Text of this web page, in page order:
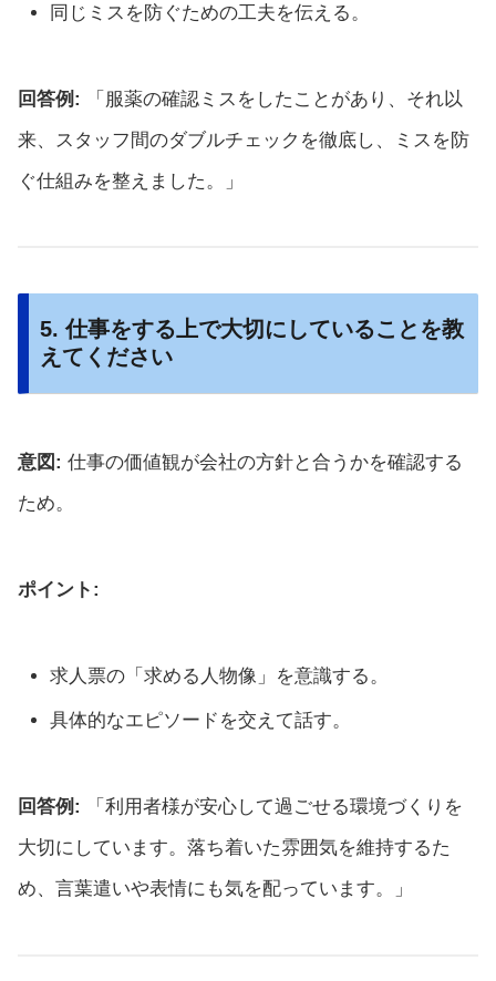
同じミスを防ぐための工夫を伝える。
回答例:
「服薬の確認ミスをしたことがあり、それ以
来、スタッフ間のダブルチェックを徹底し、ミスを防
ぐ仕組みを整えました。」
5. 仕事をする上で大切にしていることを教
えてください
意図: 仕事の価値観が会社の方針と合うかを確認する
ため。
ポイント:
求人票の「求める人物像」を意識する。
具体的なエピソードを交えて話す。
回答例:
「利用者様が安心して過ごせる環境づくりを
大切にしています。落ち着いた雰囲気を維持するた
め、言葉遣いや表情にも気を配っています。」